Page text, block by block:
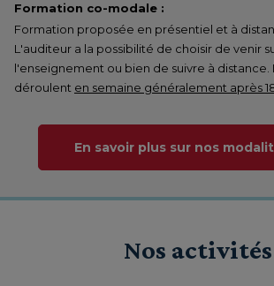
Formation co-modale :
Formation proposée en présentiel et à
L'auditeur a la possibilité de choisir de venir
l'enseignement ou bien de suivre à distance.
déroulent en semaine généralement après
En savoir plus sur nos
Nos activités